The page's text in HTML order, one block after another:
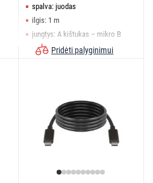
spalva: juodas
ilgis: 1 m
jungtys: A kištukas – mikro B
kištukas
Pridėti palyginimui